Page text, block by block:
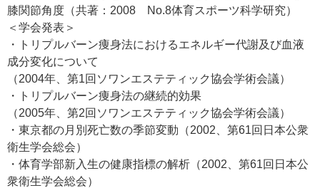
膝関節角度（共著：2008 No.8体育スポーツ科学研究）
＜学会発表＞
・トリプルバーン痩身法におけるエネルギー代謝及び血液
成分変化について
（2004年、第1回ソワンエステティック協会学術会議）
・トリプルバーン痩身法の継続的効果
（2005年、第2回ソワンエステティック協会学術会議）
・東京都の月別死亡数の季節変動（2002、第61回日本公衆
衛生学会総会）
・体育学部新入生の健康指標の解析（2002、第61回日本公
衆衛生学会総会）